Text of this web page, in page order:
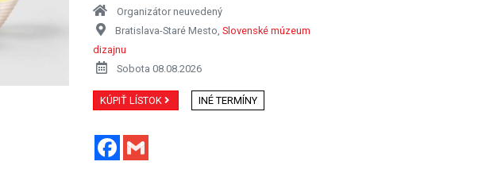
Organizátor neuvedený
Bratislava-Staré Mesto, Slovenské múzeum
dizajnu
Sobota 08.08.2026
KÚPIŤ LÍSTOK INÉ TERMÍNY
Facebook